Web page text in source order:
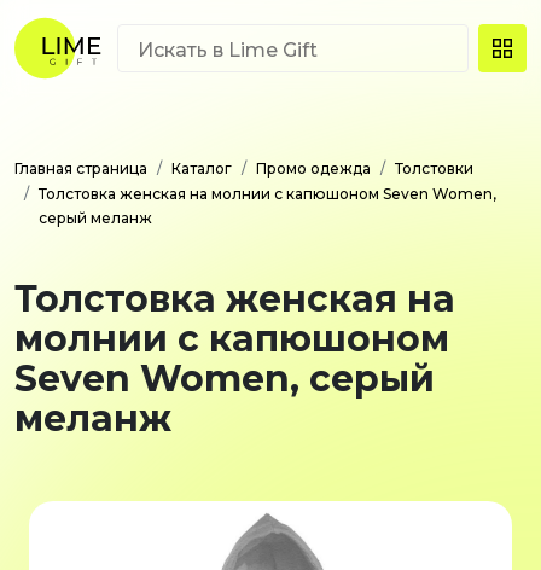
Главная страница Каталог Промо одежда
Толстовки
Толстовка женская на молнии с капюшоном Seven Women,
серый меланж
Толстовка женская на
молнии с капюшоном
Seven Women, серый
меланж